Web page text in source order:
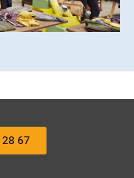
28 67